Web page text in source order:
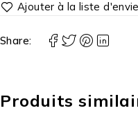
Share:
Produits